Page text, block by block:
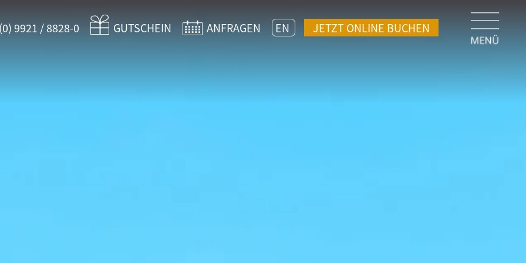
9921 / 8828-0 GUTSCHEIN ANFRAGEN EN JETZT ONLINE BUCHEN